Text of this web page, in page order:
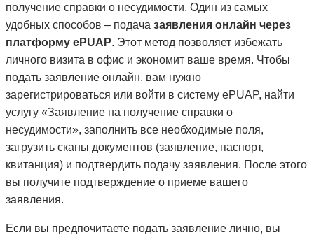
получение справки о несудимости. Один из самых
удобных способов – подача заявления онлайн через
платформу ePUAP. Этот метод позволяет избежать
личного визита в офис и экономит ваше время. Чтобы
подать заявление онлайн, вам нужно
зарегистрироваться или войти в систему ePUAP, найти
услугу «Заявление на получение справки о
несудимости», заполнить все необходимые поля,
загрузить сканы документов (заявление, паспорт,
квитанция) и подтвердить подачу заявления. После этого
вы получите подтверждение о приеме вашего
заявления.
Если вы предпочитаете подать заявление лично, вы